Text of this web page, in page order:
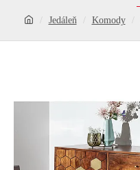
Jedáleň Komody